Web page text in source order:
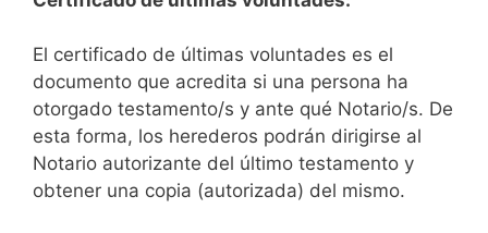
El certificado de últimas voluntades es el
documento que acredita si una persona ha
otorgado testamento/s y ante qué Notario/s. De
esta forma, los herederos podrán dirigirse al
Notario autorizante del último testamento y
obtener una copia (autorizada) del mismo.